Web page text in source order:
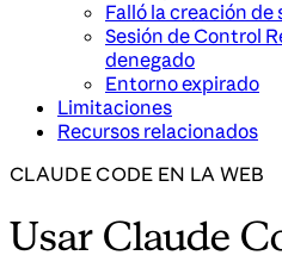
Falló la creación de
Sesión de Control
denegado
Entorno expirado
Limitaciones
Recursos relacionados
CLAUDE CODE EN LA WEB
Usar Claude